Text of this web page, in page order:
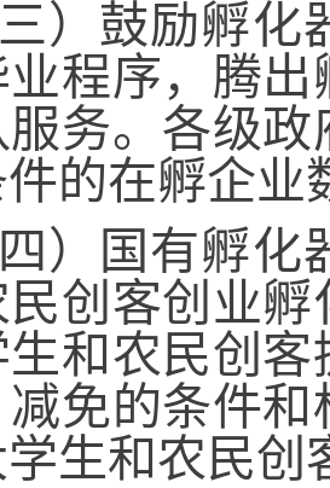
鼓励孵化器
程序，腾
务。各级
的在孵企
国有孵化器
创客创业
生和农民创
免的条件
生和农民